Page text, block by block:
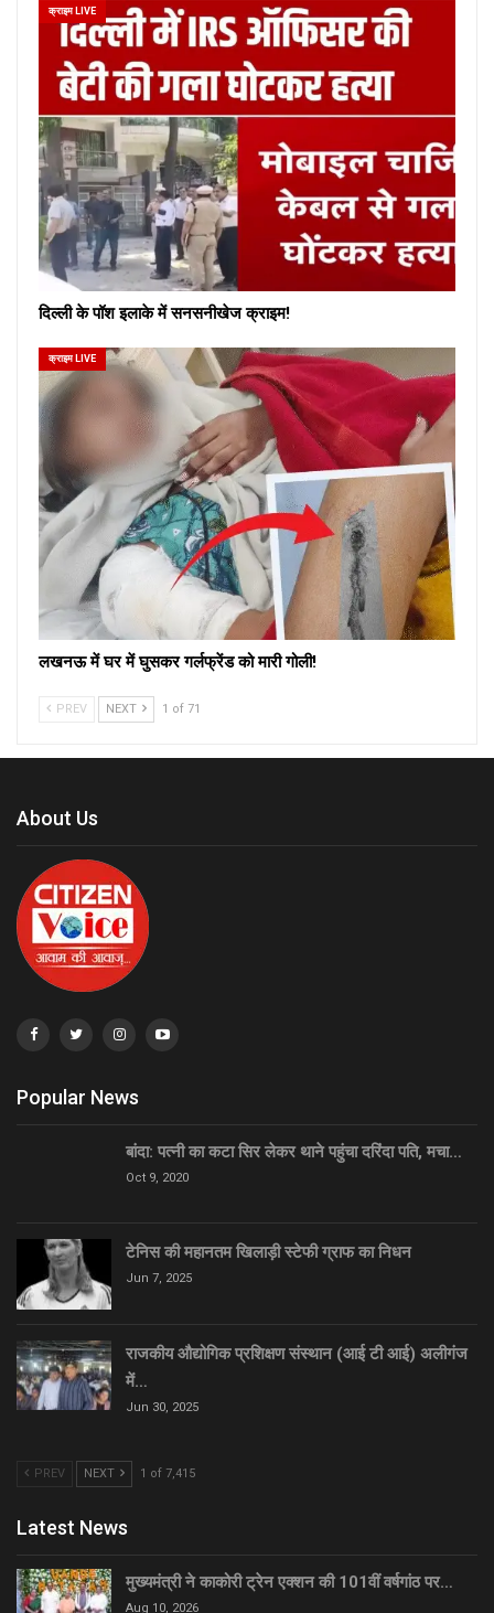
क्राइम LIVE
दिल्ली के पॉश इलाके में सनसनीखेज क्राइम!
क्राइम LIVE
लखनऊ में घर में घुसकर गर्लफ्रेंड को मारी गोली!
PREV NEXT 1 of 71
About Us
Popular News
बांदा: पत्नी का कटा सिर लेकर थाने पहुंचा दरिंदा पति, मचा…
Oct 9, 2020
टेनिस की महानतम खिलाड़ी स्टेफी ग्राफ का निधन
Jun 7, 2025
राजकीय औद्योगिक प्रशिक्षण संस्थान (आई टी आई) अलीगंज
में…
Jun 30, 2025
PREV NEXT 1 of 7,415
Latest News
मुख्यमंत्री ने काकोरी ट्रेन एक्शन की 101वीं वर्षगांठ पर…
Aug 10, 2026